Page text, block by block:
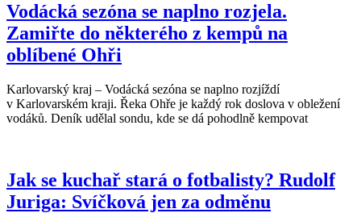
Vodácká sezóna se naplno rozjela.
Zamiřte do některého z kempů na
oblíbené Ohři
Karlovarský kraj – Vodácká sezóna se naplno rozjíždí
v Karlovarském kraji. Řeka Ohře je každý rok doslova v obležení
vodáků. Deník udělal sondu, kde se dá pohodlně kempovat
Jak se kuchař stará o fotbalisty? Rudolf
Juriga: Svíčková jen za odměnu